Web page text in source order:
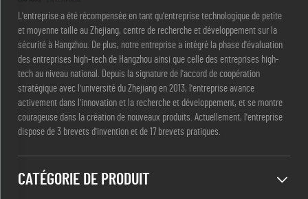
L'entreprise a été récompensée en tant qu'entreprise technologique de petite
et moyenne taille au Zhejiang, centre de recherche et développement sur la
sécurité à Hangzhou. De plus, notre entreprise a intégré la phase d'évaluation
des entreprises high-tech de Hangzhou ainsi que celle des entreprises high-
tech au niveau national. Depuis la signature de l'accord de coopération
stratégique avec l'université du Zhejiang en 2013, l'entreprise avance
activement dans l'innovation et la recherche et développement, et se montre
courageuse dans la création de nouveaux produits. Actuellement, l'entreprise
dispose de 3 brevets d'invention et de 17 brevets pratiques.
CATÉGORIE DE PRODUIT